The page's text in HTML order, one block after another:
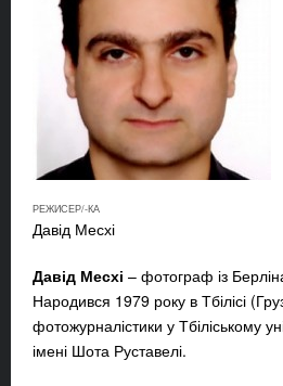
РЕЖИСЕР/-КА
Давід Месхі
Давід Месхі – фотограф із
Народився 1979 року в Тбілісі
фотожурналістики у Тбіліському
імені Шота Руставелі.